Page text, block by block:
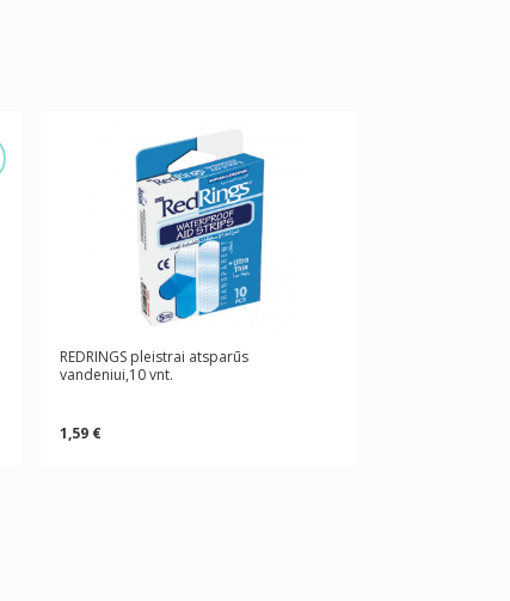
REDRINGS pleistrai atsparūs
vandeniui,10 vnt.
1,59 €